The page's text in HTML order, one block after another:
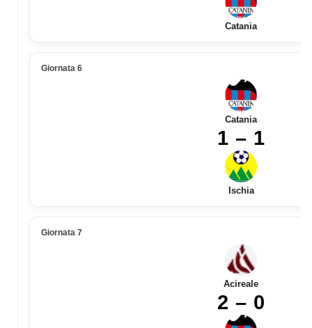
Catania
Giornata 6
Catania
1 – 1
Ischia
Giornata 7
Acireale
2 – 0